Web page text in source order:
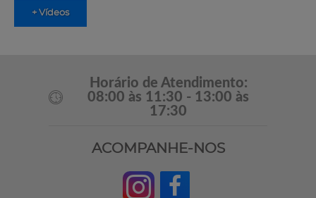
+ Vídeos
Horário de Atendimento:
08:00 às 11:30 - 13:00 às
17:30
ACOMPANHE-NOS